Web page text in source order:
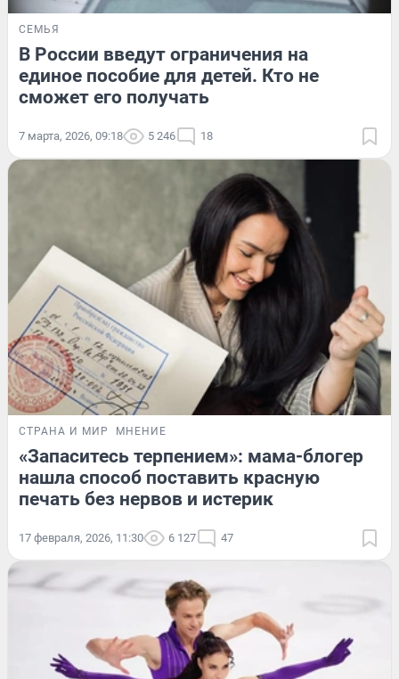
СЕМЬЯ
В России введут ограничения на
единое пособие для детей. Кто не
сможет его получать
7 марта, 2026, 09:18 5 246 18
СТРАНА И МИР МНЕНИЕ
«Запаситесь терпением»: мама-блогер
нашла способ поставить красную
печать без нервов и истерик
17 февраля, 2026, 11:30 6 127 47